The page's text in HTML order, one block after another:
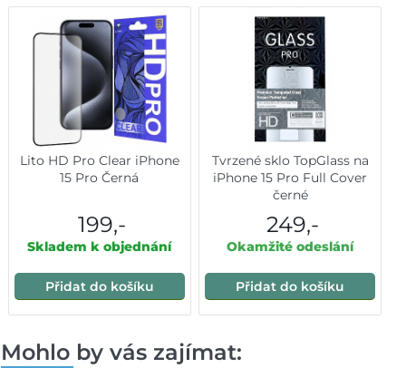
Lito HD Pro Clear iPhone
15 Pro Černá
199,-
Skladem k objednání
Přidat do košíku
Tvrzené sklo TopGlass na
iPhone 15 Pro Full Cover
černé
249,-
Okamžité odeslání
Přidat do košíku
Mohlo by vás zajímat: